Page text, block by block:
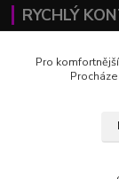
RYCHLÝ
+420 602
Pro